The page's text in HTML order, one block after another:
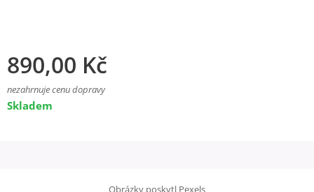
890,00 Kč
nezahrnuje cenu dopravy
Skladem
Obrázky poskytl Pexels